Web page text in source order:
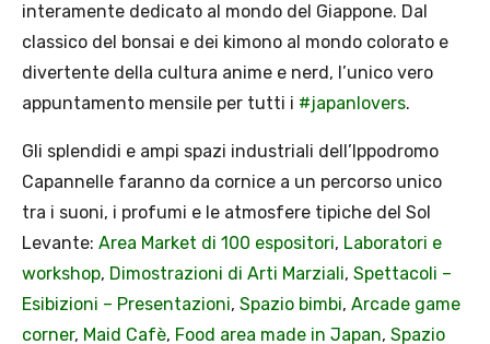
interamente dedicato al mondo del Giappone. Dal
classico del bonsai e dei kimono al mondo colorato e
divertente della cultura anime e nerd, l’unico vero
appuntamento mensile per tutti i #japanlovers.
Gli splendidi e ampi spazi industriali dell’Ippodromo
Capannelle faranno da cornice a un percorso unico
tra i suoni, i profumi e le atmosfere tipiche del Sol
Levante: Area Market di 100 espositori, Laboratori e
workshop, Dimostrazioni di Arti Marziali, Spettacoli –
Esibizioni – Presentazioni, Spazio bimbi, Arcade game
corner, Maid Cafè, Food area made in Japan, Spazio